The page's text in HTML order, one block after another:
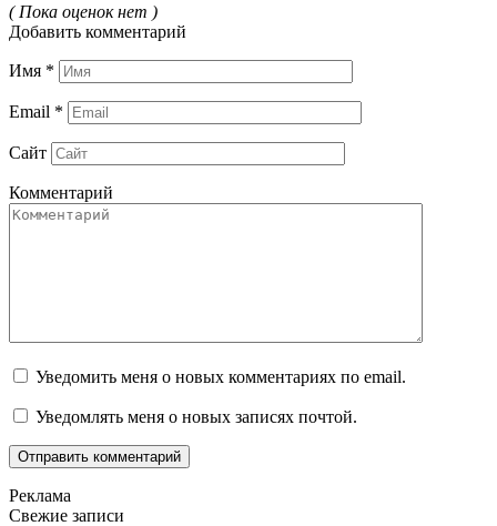
( Пока оценок нет )
Добавить комментарий
Имя *
Email *
Сайт
Комментарий
Уведомить меня о новых комментариях по email.
Уведомлять меня о новых записях почтой.
Реклама
Свежие записи